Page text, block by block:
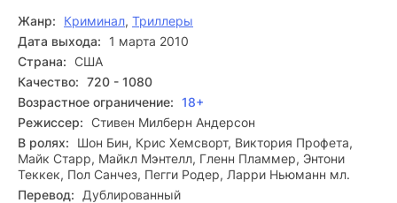
Жанр: Криминал, Триллеры
Дата выхода:
1 марта 2010
Страна: США
Качество: 720 - 1080
Возрастное ограничение: 18+
Режиссер: Стивен Милберн Андерсон
В ролях:
Шон Бин, Крис Хемсворт, Виктория Профета,
Майк Старр, Майкл Мэнтелл, Гленн Пламмер, Энтони
Теккек, Пол Санчез, Пегги Родер, Ларри Ньюманн мл.
Перевод:
Дублированный